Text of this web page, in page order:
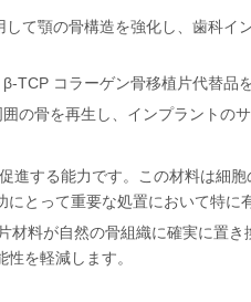
て顎の骨構造を強化し、歯科
TCP コラーゲン骨移植片代替品
の骨を再生し、インプラントの
する能力です。この材料は細
とって重要な処置において特に
料が自然の骨組織に確実に置
を軽減します。